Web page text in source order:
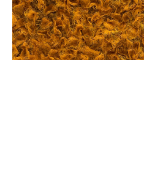
Prata Riverside
de melhor projeto